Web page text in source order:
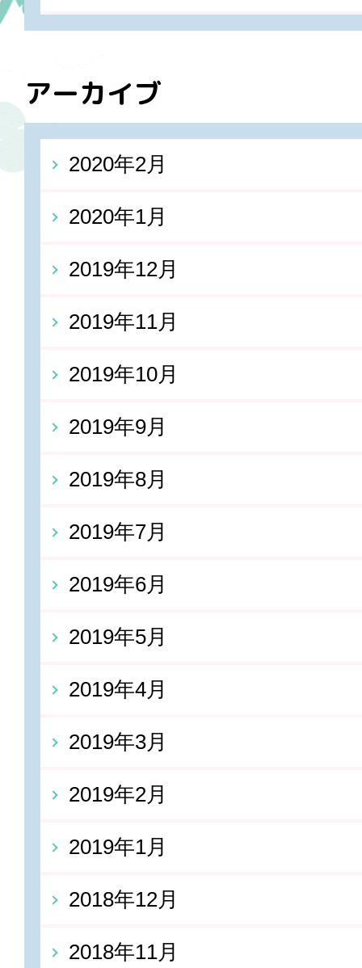
アーカイブ
2020年2月
2020年1月
2019年12月
2019年11月
2019年10月
2019年9月
2019年8月
2019年7月
2019年6月
2019年5月
2019年4月
2019年3月
2019年2月
2019年1月
2018年12月
2018年11月